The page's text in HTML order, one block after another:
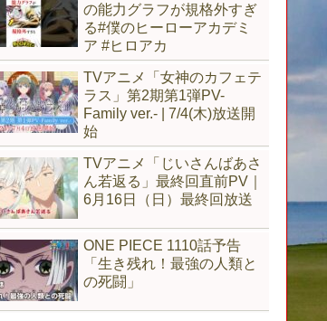
の能力グラフが規格外すぎ
る#僕のヒーローアカデミ
ア #ヒロアカ
TVアニメ「女神のカフェテ
ラス」第2期第1弾PV-
Family ver.- | 7/4(木)放送開
始
TVアニメ「じいさんばあさ
ん若返る」最終回直前PV｜
6月16日（日）最終回放送
ONE PIECE 1110話予告
「生き残れ！最強の人類と
の死闘」